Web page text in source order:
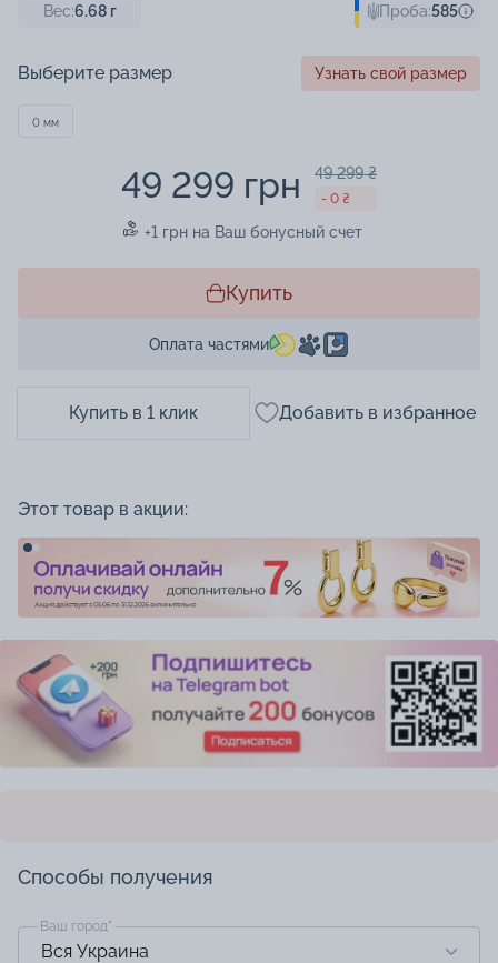
Вес:6.68г Проба:585
Выберите размер Узнать свой размер
0 мм
49 299 грн 49 299 ₴
- 0 ₴
+1 грн на Ваш бонусный счет
Купить
Оплата частями
Купить в 1 клик Добавить в избранное
Этот товар в акции:
Способы получения
Ваш город*